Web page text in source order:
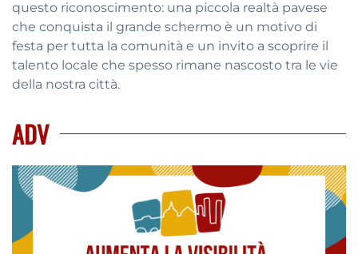
questo riconoscimento: una piccola realtà pavese
che conquista il grande schermo è un motivo di
festa per tutta la comunità e un invito a scoprire il
talento locale che spesso rimane nascosto tra le vie
della nostra città.
ADV